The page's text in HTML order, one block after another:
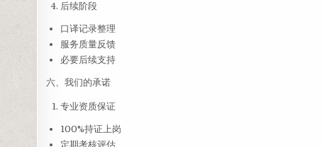
后续阶段
口译记录整理
服务质量反馈
必要后续支持
六、我们的承诺
专业资质保证
100%持证上岗
定期考核评估